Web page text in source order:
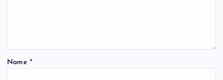
i
Name *